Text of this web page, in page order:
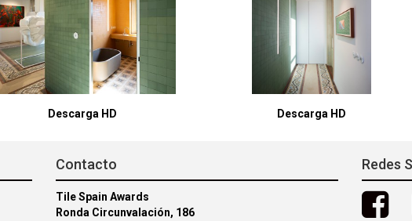
Descarga HD Descarga HD
Contacto
Tile Spain Awards
Ronda Circunvalación, 186
Redes